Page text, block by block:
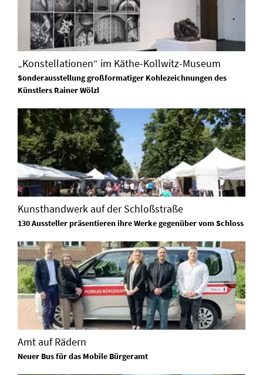
„Konstellationen“ im Käthe-Kollwitz-Museum
Sonderausstellung großformatiger Kohlezeichnungen des
Künstlers Rainer Wölzl
Kunsthandwerk auf der Schloßstraße
130 Aussteller präsentieren ihre Werke gegenüber vom Schloss
Amt auf Rädern
Neuer Bus für das Mobile Bürgeramt